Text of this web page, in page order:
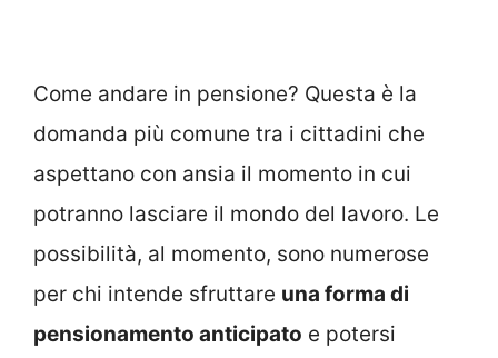
Come andare in pensione? Questa è la
domanda più comune tra i cittadini che
aspettano con ansia il momento in cui
potranno lasciare il mondo del lavoro. Le
possibilità, al momento, sono numerose
per chi intende sfruttare una forma di
pensionamento anticipato e potersi